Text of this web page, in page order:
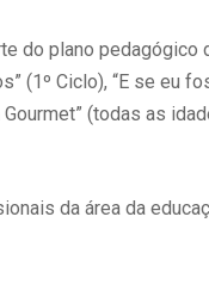
do plano pedagógico
(1º Ciclo), “E se eu
(todas as
da área da